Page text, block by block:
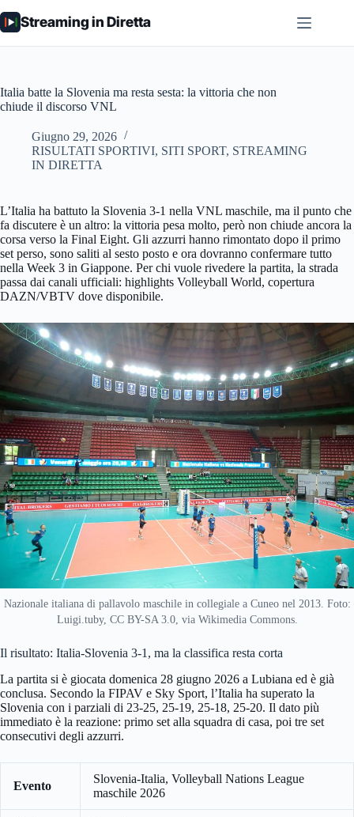
al
contenuto
Streaming in Diretta
Italia batte la Slovenia ma resta sesta: la vittoria che non
chiude il discorso VNL
Giugno 29, 2026
RISULTATI SPORTIVI, SITI SPORT, STREAMING
IN DIRETTA
L’Italia ha battuto la Slovenia 3-1 nella VNL maschile, ma il punto che
fa discutere è un altro: la vittoria pesa molto, però non chiude ancora la
corsa verso la Final Eight. Gli azzurri hanno rimontato dopo il primo
set perso, sono saliti al sesto posto e ora dovranno confermare tutto
nella Week 3 in Giappone. Per chi vuole rivedere la partita, la strada
passa dai canali ufficiali: highlights Volleyball World, copertura
DAZN/VBTV dove disponibile.
Nazionale italiana di pallavolo maschile in collegiale a Cuneo nel 2013. Foto:
Luigi.tuby, CC BY-SA 3.0, via Wikimedia Commons.
Il risultato: Italia-Slovenia 3-1, ma la classifica resta corta
La partita si è giocata domenica 28 giugno 2026 a Lubiana ed è già
conclusa. Secondo la FIPAV e Sky Sport, l’Italia ha superato la
Slovenia con i parziali di 23-25, 25-19, 25-18, 25-20. Il dato più
immediato è la reazione: primo set alla squadra di casa, poi tre set
consecutivi degli azzurri.
Evento
Slovenia-Italia, Volleyball Nations League
maschile 2026